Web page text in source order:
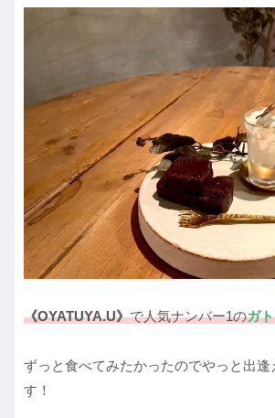
《OYATUYA.U》で人気ナンバー1のガ
ずっと食べてみたかったのでやっと出
す！